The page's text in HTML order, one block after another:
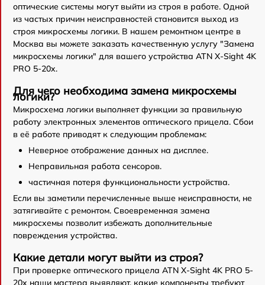
оптические системы могут выйти из строя в работе. Одной
из частых причин неисправностей становится выход из
строя микросхемы логики. В нашем ремонтном центре в
Москва вы можете заказать качественную услугу "Замена
микросхемы логики" для вашего устройства ATN X-Sight 4K
PRO 5-20x.
Для чего необходима замена микросхемы
логики?
Микросхема логики выполняет функции за правильную
работу электронных элементов оптического прицела. Сбои
в её работе приводят к следующим проблемам:
Неверное отображение данных на дисплее.
Неправильная работа сенсоров.
частичная потеря функциональности устройства.
Если вы заметили перечисленные выше неисправности, не
затягивайте с ремонтом. Своевременная замена
микросхемы позволит избежать дополнительные
повреждения устройства.
Какие детали могут выйти из строя?
При проверке оптического прицела ATN X-Sight 4K PRO 5-
20x наши мастера выявляют, какие компоненты требуют